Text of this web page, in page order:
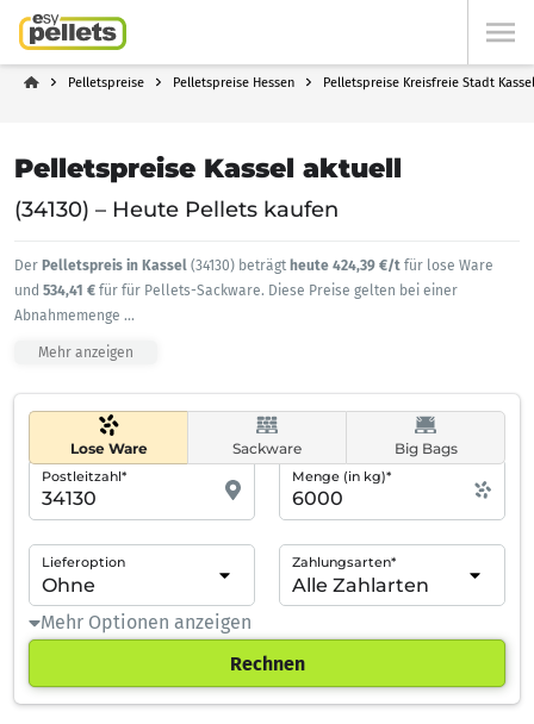
Pelletspreise Pelletspreise Hessen Pelletspreise Kreisfreie Stadt Kassel
Pelletspreise Kassel aktuell
(34130) – Heute Pellets kaufen
Der Pelletspreis in Kassel (34130) beträgt heute 424,39 €/t für lose Ware
und 534,41 € für für Pellets-Sackware. Diese Preise gelten bei einer
Abnahmemenge ...
Mehr anzeigen
Lose Ware Sackware Big Bags
Postleitzahl* Menge (in kg)*
Lieferoption Zahlungsarten*
Mehr Optionen anzeigen
Rechnen